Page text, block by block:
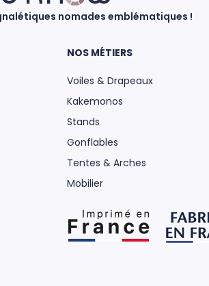
nomades emblématiques !
NOS MÉTIERS
Voiles & Drapeaux
Kakemonos
Stands
Gonflables
Tentes & Arches
Mobilier